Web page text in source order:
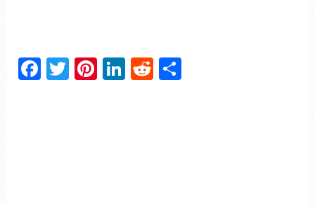
Facebook
TwitterPinterest
LinkedIn
Reddit